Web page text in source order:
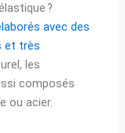
?
avec des
et très
les
composés
ou acier.